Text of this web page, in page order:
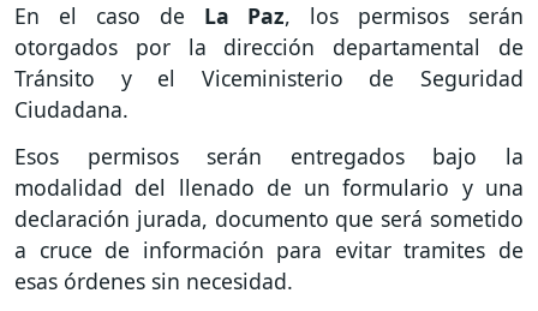
En el caso de La Paz, los permisos serán
otorgados por la dirección departamental de
Tránsito y el Viceministerio de Seguridad
Ciudadana.
Esos permisos serán entregados bajo la
modalidad del llenado de un formulario y una
declaración jurada, documento que será sometido
a cruce de información para evitar tramites de
esas órdenes sin necesidad.